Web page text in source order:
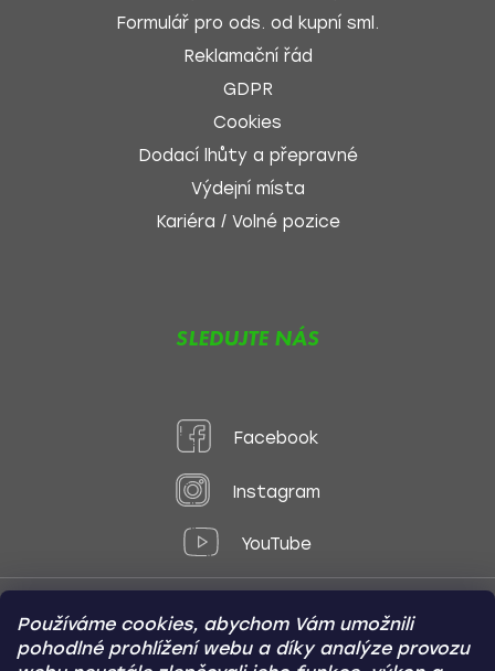
Používáme cookies, abychom Vám umožnili
pohodlné prohlížení webu a díky analýze provozu
Formulář pro ods. od kupní sml.
Reklamační řád
GDPR
Cookies
Dodací lhůty a přepravné
Výdejní místa
Kariéra / Volné pozice
SLEDUJTE NÁS
Facebook
Instagram
YouTube
Způsoby platby:
Online
Převod Dobírka